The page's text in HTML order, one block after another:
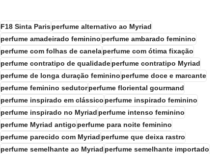
F18 Sinta Parisperfume alternativo ao Myriad
perfume amadeirado femininoperfume ambarado feminino
perfume com folhas de canelaperfume com ótima fixação
perfume contratipo de qualidadeperfume contratipo Myriad
perfume de longa duração femininoperfume doce e marcante
perfume feminino sedutorperfume floriental gourmand
perfume inspirado em clássicoperfume inspirado feminino
perfume inspirado no Myriadperfume intenso feminino
perfume Myriad antigoperfume para noite feminino
perfume parecido com Myriadperfume que deixa rastro
perfume semelhante ao Myriadperfume semelhante importado